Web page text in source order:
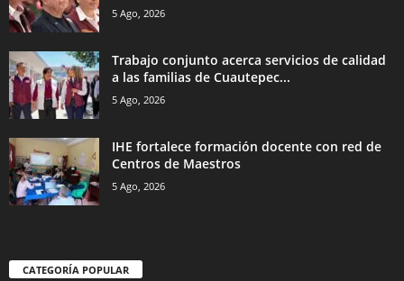
5 Ago, 2026
Trabajo conjunto acerca servicios de calidad
a las familias de Cuautepec...
5 Ago, 2026
IHE fortalece formación docente con red de
Centros de Maestros
5 Ago, 2026
CATEGORÍA POPULAR